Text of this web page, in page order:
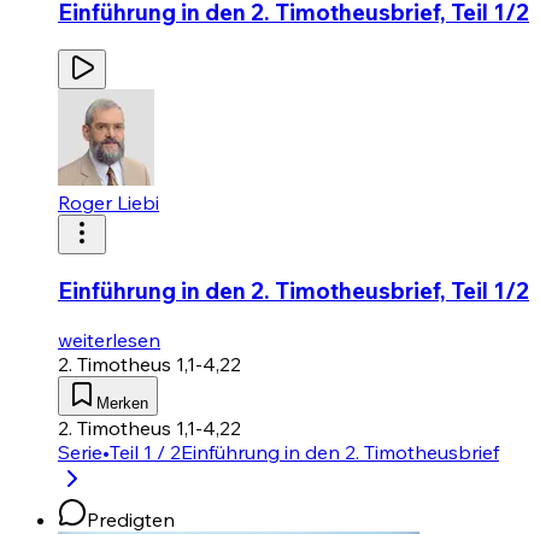
Einführung in den 2. Timotheusbrief, Teil 1/2
Roger Liebi
Einführung in den 2. Timotheusbrief, Teil 1/2
weiterlesen
2. Timotheus 1,1-4,22
Merken
2. Timotheus 1,1-4,22
Serie•Teil 1 / 2Einführung in den 2. Timotheusbrief
Predigten